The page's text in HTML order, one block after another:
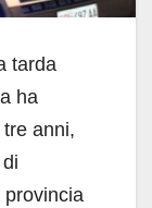
tarda
ha
tre anni,
provincia